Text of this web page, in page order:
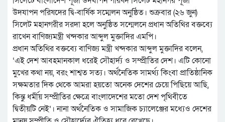
উদযাপন পরিষদের দ্বি-বার্ষিক সম্মেলন অনুষ্ঠিত। শুক্রবার (২৬ জুন)
সিলেট মহানগরীর সরদা হলে অনুষ্ঠিত সন্মেলনে প্রধান অতিথির বক্তব্যে
রাখেন বাণিজ্যমন্ত্রী খন্দকার আব্দুল মুক্তাদির এমপি।
প্রধান অতিথির বক্তব্যে বাণিজ্য মন্ত্রী খন্দকার আব্দুল মুক্তাদির বলেন,
‘এই দেশ আবহমানকাল ধরেই সৌহার্দ্য ও সম্প্রীতির দেশ। এটি কোনো
মুখের কথা নয়, বরং শাশ্বত সত্য। অর্থনৈতিক সামর্থ্য কিংবা প্রাতিষ্ঠানিক
সক্ষমতার দিক থেকে আমরা হয়তো অনেক দেশের চেয়ে পিছিয়ে আছি,
কিন্তু ধর্মীয় সম্প্রীতির ক্ষেত্রে বাংলাদেশের মতো দেশ পৃথিবীতে
দ্বিতীয়টি নেই’। নানা অর্থনৈতিক ও সামাজিক চ্যালেঞ্জের মধ্যেও দেশের